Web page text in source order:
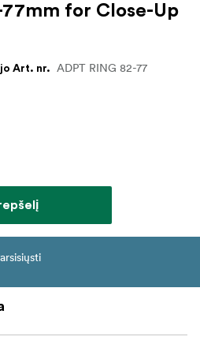
for Close-Up
Art. nr. ADPT RING 82-77